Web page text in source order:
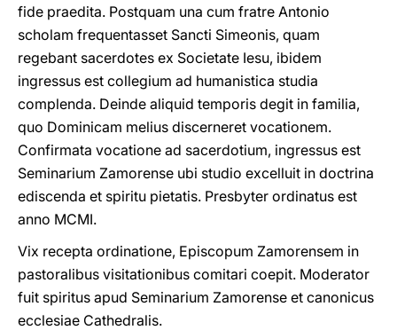
fide praedita. Postquam una cum fratre Antonio
scholam frequentasset Sancti Simeonis, quam
regebant sacerdotes ex Societate Iesu, ibidem
ingressus est collegium ad humanistica studia
complenda. Deinde aliquid temporis degit in familia,
quo Dominicam melius discerneret vocationem.
Confirmata vocatione ad sacerdotium, ingressus est
Seminarium Zamorense ubi studio excelluit in doctrina
ediscenda et spiritu pietatis. Presbyter ordinatus est
anno MCMI.
Vix recepta ordinatione, Episcopum Zamorensem in
pastoralibus visitationibus comitari coepit. Moderator
fuit spiritus apud Seminarium Zamorense et canonicus
ecclesiae Cathedralis.